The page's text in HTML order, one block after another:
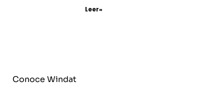
Leer»
Conoce Windat